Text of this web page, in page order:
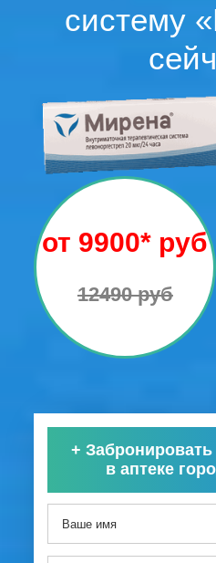
систему
от 9900* руб
12490 руб
+
в аптеке